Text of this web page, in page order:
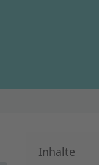
Inhalte